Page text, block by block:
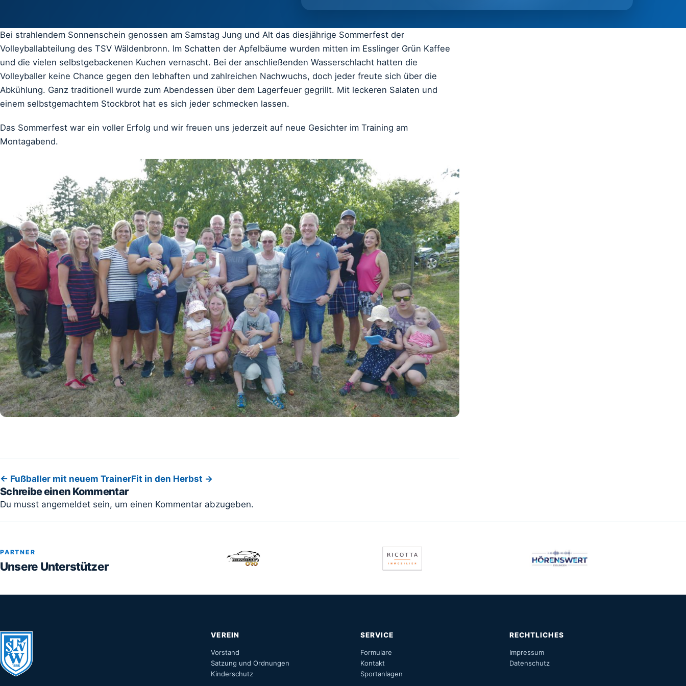
Bei strahlendem Sonnenschein genossen am Samstag Jung und Alt das diesjährige Sommerfest der
Volleyballabteilung des TSV Wäldenbronn. Im Schatten der Apfelbäume wurden mitten im Esslinger Grün Kaffee
und die vielen selbstgebackenen Kuchen vernascht. Bei der anschließenden Wasserschlacht hatten die
Volleyballer keine Chance gegen den lebhaften und zahlreichen Nachwuchs, doch jeder freute sich über die
Abkühlung. Ganz traditionell wurde zum Abendessen über dem Lagerfeuer gegrillt. Mit leckeren Salaten und
einem selbstgemachtem Stockbrot hat es sich jeder schmecken lassen.
Das Sommerfest war ein voller Erfolg und wir freuen uns jederzeit auf neue Gesichter im Training am
Montagabend.
Beitragsnavigation
← Fußballer mit neuem TrainerFit in den Herbst →
Schreibe einen Kommentar
Du musst angemeldet sein, um einen Kommentar abzugeben.
PARTNER
Unsere Unterstützer
VEREIN
Vorstand
Satzung und Ordnungen
Kinderschutz
SERVICE
Formulare
Kontakt
Sportanlagen
RECHTLICHES
Impressum
Datenschutz